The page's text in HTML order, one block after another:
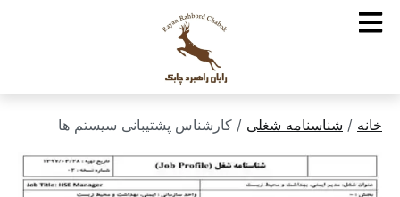
خانه / شناسنامه شغلی / کارشناس پشتیبانی سیستم ها